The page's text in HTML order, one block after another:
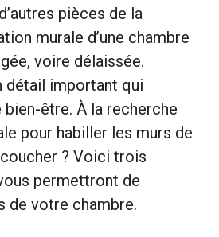
pièces de la
murale d’une chambre
voire délaissée.
détail important qui
être. À la recherche
pour habiller les murs de
? Voici trois
permettront de
de votre chambre.